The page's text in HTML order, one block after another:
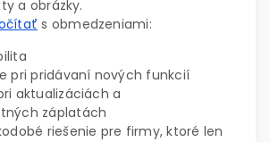
a obrázky.
s obmedzeniami:
pri pridávaní nových funkcií
aktualizáciách a
záplatách
riešenie pre firmy, ktoré len